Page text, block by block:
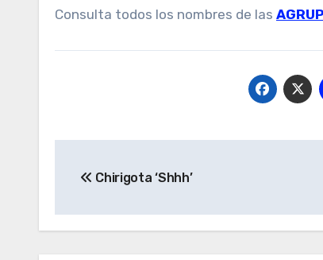
Consulta todos los nombres de las
de
entradas
Chirigota ‘Shhh’